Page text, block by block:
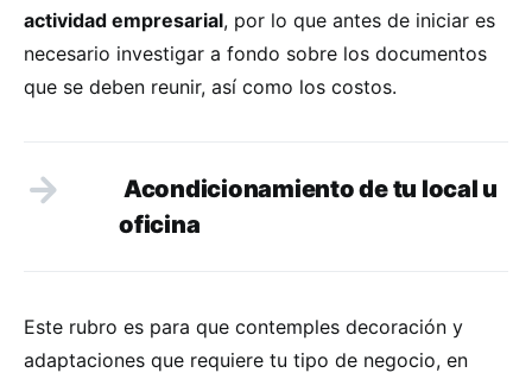
actividad empresarial, por lo que antes de iniciar es
necesario investigar a fondo sobre los documentos
que se deben reunir, así como los costos.
Acondicionamiento de tu local u
oficina
Este rubro es para que contemples decoración y
adaptaciones que requiere tu tipo de negocio, en